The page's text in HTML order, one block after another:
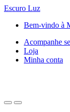
Escuro Luz
Saltar
navegação
Pular
conteúdo
Bem-vindo à
Acompanhe
Loja
Minha conta